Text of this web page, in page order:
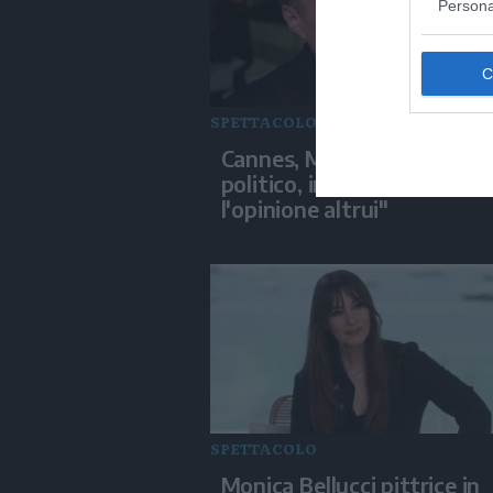
SPETTACOLO
Cannes, Mungiu: "Il mio un
politico, importante
l'opinione altrui"
SPETTACOLO
Monica Bellucci pittrice in